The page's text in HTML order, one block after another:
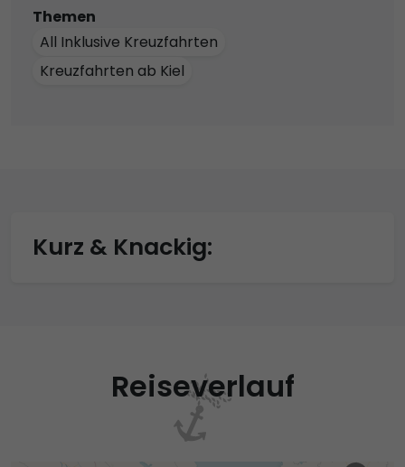
Themen
All Inklusive Kreuzfahrten
Kreuzfahrten ab Kiel
Kurz & Knackig:
Reiseverlauf